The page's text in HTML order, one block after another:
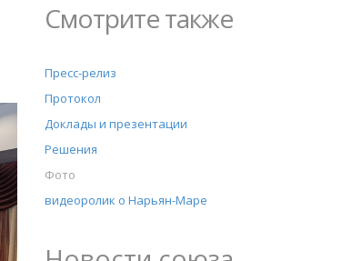
Смотрите также
Пресс-релиз
Протокол
Доклады и презентации
Решения
Фото
видеоролик о Нарьян-Маре